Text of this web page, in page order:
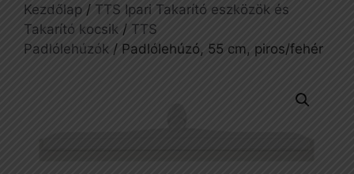
Kezdőlap / TTS Ipari Takarító eszközök és
Takarító kocsik / TTS
Padlólehúzók / Padlólehúzó, 55 cm, piros/fehér